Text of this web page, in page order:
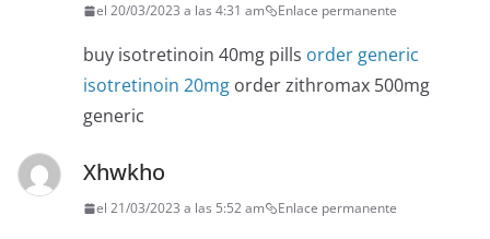
el 20/03/2023 a las 4:31 am Enlace permanente
buy isotretinoin 40mg pills order generic
isotretinoin 20mg order zithromax 500mg
generic
Xhwkho
el 21/03/2023 a las 5:52 am Enlace permanente